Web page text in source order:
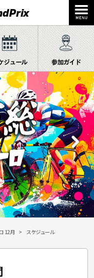
ジュール 参加ガイド
12月 スケジュール